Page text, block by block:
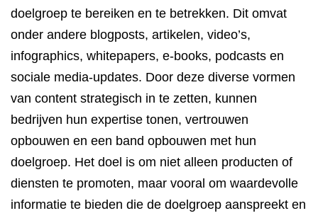
doelgroep te bereiken en te betrekken. Dit omvat
onder andere blogposts, artikelen, video’s,
infographics, whitepapers, e-books, podcasts en
sociale media-updates. Door deze diverse vormen
van content strategisch in te zetten, kunnen
bedrijven hun expertise tonen, vertrouwen
opbouwen en een band opbouwen met hun
doelgroep. Het doel is om niet alleen producten of
diensten te promoten, maar vooral om waardevolle
informatie te bieden die de doelgroep aanspreekt en